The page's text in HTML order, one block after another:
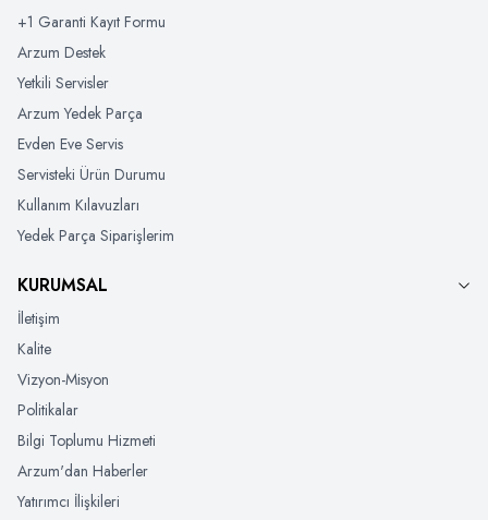
+1 Garanti Kayıt Formu
Arzum Destek
Yetkili Servisler
Arzum Yedek Parça
Evden Eve Servis
Servisteki Ürün Durumu
Kullanım Kılavuzları
Yedek Parça Siparişlerim
KURUMSAL
İletişim
Kalite
Vizyon-Misyon
Politikalar
Bilgi Toplumu Hizmeti
Arzum'dan Haberler
Yatırımcı İlişkileri